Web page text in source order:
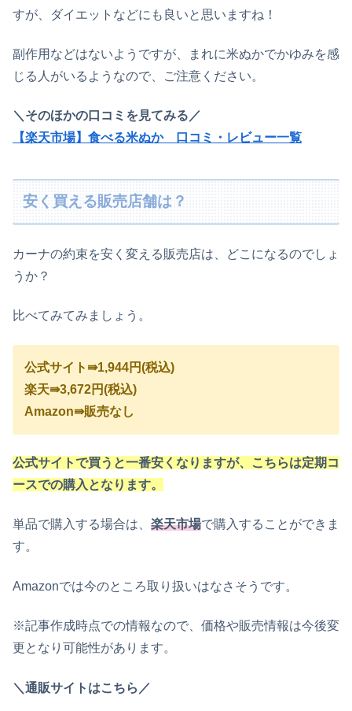
すが、ダイエットなどにも良いと思いますね！
副作用などはないようですが、まれに米ぬかでかゆみを感
じる人がいるようなので、ご注意ください。
＼そのほかの口コミを見てみる／
【楽天市場】食べる米ぬか 口コミ・レビュー一覧
安く買える販売店舗は？
カーナの約束を安く変える販売店は、どこになるのでしょ
うか？
比べてみてみましょう。
公式サイト⇛1,944円(税込)
楽天⇛3,672円(税込)
Amazon⇛販売なし
公式サイトで買うと一番安くなりますが、こちらは定期コ
ースでの購入となります。
単品で購入する場合は、 楽天市場で購入することができま
す。
Amazonでは今のところ取り扱いはなさそうです。
※記事作成時点での情報なので、価格や販売情報は今後変
更となり可能性があります。
＼通販サイトはこちら／